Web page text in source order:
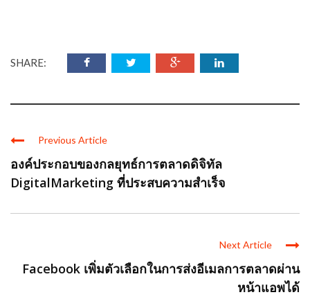
SHARE:
Previous Article
องค์ประกอบของกลยุทธ์การตลาดดิจิทัล
DigitalMarketing ที่ประสบความสำเร็จ
Next Article
Facebook เพิ่มตัวเลือกในการส่งอีเมลการตลาดผ่าน
หน้าแอพได้